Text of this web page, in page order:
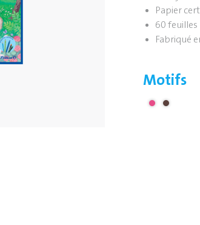
Papier
60 feuilles
Fabriqué
Motifs